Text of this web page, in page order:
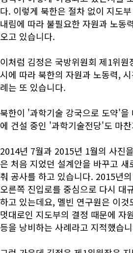
다. 이렇게 북한은 절차 없이 지도
내림에 따라 불필요한 자원과 노동
오고 있습니다.
이처럼 김정은 국방위원회 제1위원
시에 따라 북한의 자원과 노동력,
례는 또 있습니다.
북한이 '과학기술 강국으로 도약'을
에 건설 중인 '과학기술전당'도 마
2014년 7월과 2015년 1월의 사진
은 처음 지었던 설계안을 바꾸고 새
춰 공사를 하고 있습니다. 2015년
오른쪽 진입로를 중심으로 다시 대
하고 있는데요, 멜빈 연구원은 이것
멋대로인 지도부의 결정 때문에 자
등을 낭비하는 사례라고 지적했습